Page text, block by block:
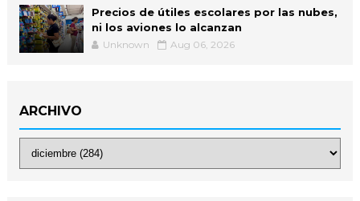
Precios de útiles escolares por las nubes,
ni los aviones lo alcanzan
Unknown Aug 06, 2026
ARCHIVO